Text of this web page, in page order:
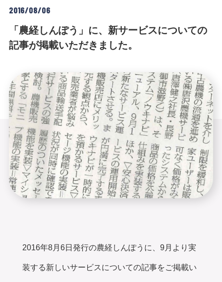
2016/08/06
「農経しんぽう」に、新サービスについての
記事が掲載いただきました。
2016年8月6日発行の農経しんぽうに、9月より実
装する新しいサービスについての記事をご掲載い